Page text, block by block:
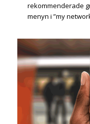
rekommenderade
menyn i ”my